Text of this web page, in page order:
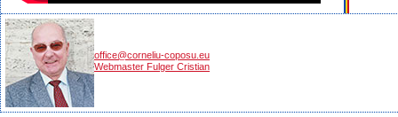
office@corneliu-coposu.eu
Webmaster Fulger Cristian